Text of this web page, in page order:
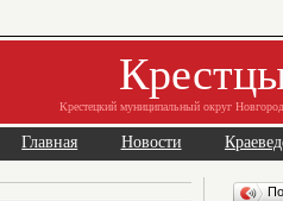
Крестецкий муниципальный округ
Главная Новости